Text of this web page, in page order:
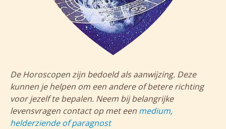
De Horoscopen zijn bedoeld als aanwijzing. Deze
kunnen je helpen om een andere of betere richting
voor jezelf te bepalen. Neem bij belangrijke
levensvragen contact op met een medium,
helderziende of paragnost